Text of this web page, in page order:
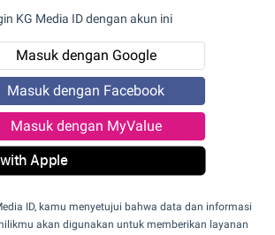
KG Media ID dengan akun ini
Masuk dengan Google
Masuk dengan Facebook
Masuk dengan MyValue
Apple
ID, kamu menyetujui bahwa data dan informasi
akan digunakan untuk memberikan layanan